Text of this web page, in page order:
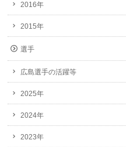
2016年
2015年
選手
広島選手の活躍等
2025年
2024年
2023年